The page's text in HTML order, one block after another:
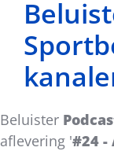
Beluister
aflevering '#24 -